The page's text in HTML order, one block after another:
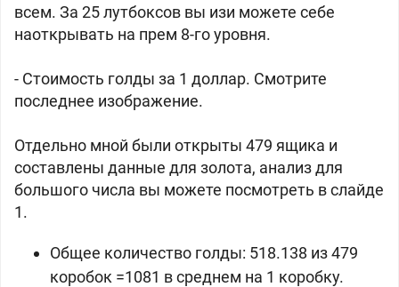
всем. За 25 лутбоксов вы изи можете себе
наоткрывать на прем 8-го уровня.
- Стоимость голды за 1 доллар. Смотрите
последнее изображение.
Отдельно мной были открыты 479 ящика и
составлены данные для золота, анализ для
большого числа вы можете посмотреть в слайде
1.
Общее количество голды: 518.138 из 479
коробок =1081 в среднем на 1 коробку.